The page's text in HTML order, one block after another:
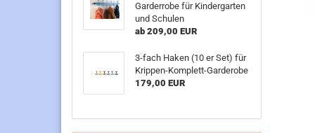
Garderrobe für Kindergarten
und Schulen
ab 209,00 EUR
3-fach Haken (10 er Set) für
Krippen-Komplett-Garderobe
179,00 EUR